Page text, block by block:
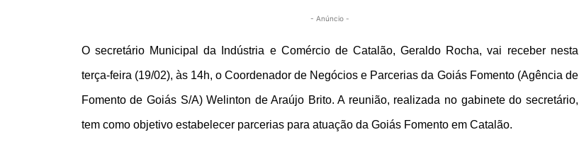
- Anúncio -
O secretário Municipal da Indústria e Comércio de Catalão, Geraldo Rocha, vai receber nesta
terça-feira (19/02), às 14h, o Coordenador de Negócios e Parcerias da Goiás Fomento (Agência de
Fomento de Goiás S/A) Welinton de Araújo Brito. A reunião, realizada no gabinete do secretário,
tem como objetivo estabelecer parcerias para atuação da Goiás Fomento em Catalão.